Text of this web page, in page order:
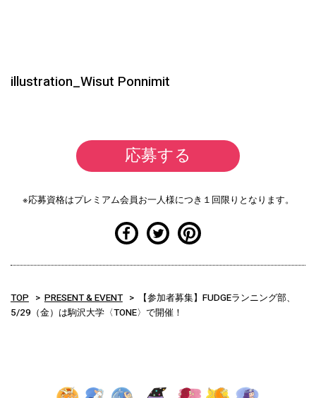
illustration_Wisut Ponnimit
応募する
※応募資格はプレミアム会員お一人様につき１回限りとなります。
TOP PRESENT & EVENT
【参加者募集】FUDGEランニング部、
5/29（金）は駒沢大学〈TONE〉で開催！